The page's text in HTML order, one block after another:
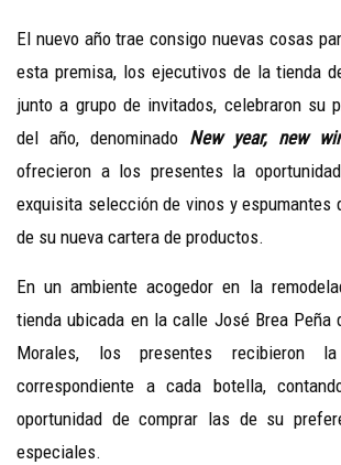
El nuevo año trae consigo nuevas cosas
esta premisa, los ejecutivos de la tienda
junto a grupo de invitados, celebraron su
del año, denominado New year, new
ofrecieron a los presentes la
exquisita selección de vinos y espumantes
de su nueva cartera de productos.
En un ambiente acogedor en la
tienda ubicada en la calle José Brea Peña
Morales, los presentes recibieron
correspondiente a cada botella,
oportunidad de comprar las de su
especiales.